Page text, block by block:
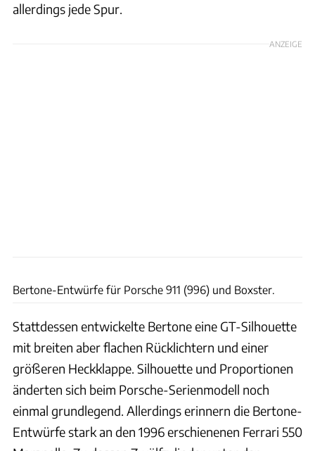
allerdings jede Spur.
ANZEIGE
Bertone-Entwürfe für Porsche 911 (996) und Boxster.
Stattdessen entwickelte Bertone eine GT-Silhouette
mit breiten aber flachen Rücklichtern und einer
größeren Heckklappe. Silhouette und Proportionen
änderten sich beim Porsche-Serienmodell noch
einmal grundlegend. Allerdings erinnern die Bertone-
Entwürfe stark an den 1996 erschienenen Ferrari 550